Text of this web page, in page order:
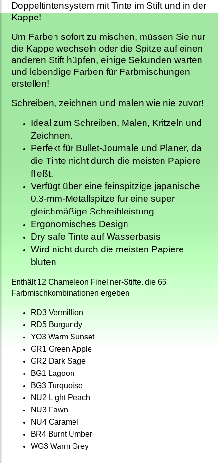
Doppeltintensystem mit Tinte im Stift und in der
Kappe!
Um Farben sofort zu mischen, müssen Sie nur
die Kappe wechseln oder die Spitze auf einen
anderen Stift hüpfen, einige Sekunden warten
und lebendige Farben für Farbmischungen
erstellen!
Schreiben, zeichnen und malen wie nie zuvor!
Ideal zum Schreiben, Malen, Kritzeln und
Zeichnen.
Perfekt für Bullet-Journale und Planer, da
die Tinte nicht durch die meisten Papiere
fließt.
Verfügt über eine feinspitzige japanische
0,3-mm-Metallspitze für eine super
gleichmäßige Schreibleistung
Ergonomisches Design
Dry safe Tinte auf Wasserbasis
Wird nicht durch die meisten Papiere
bluten
Enthält 12 Chameleon Fineliner-Stifte, die 66
Farbmischkombinationen ergeben
RD3 Vermillion
RD5 Burgundy
YO3 Warm Sunset
GR1 Green Apple
GR2 Dark Sage
BG1 Lagoon
BG3 Turquoise
NU2 Light Peach
NU3 Fawn
NU4 Caramel
BR4 Burnt Umber
WG3 Warm Grey